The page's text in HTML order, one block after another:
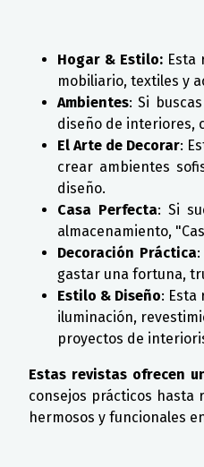
Hogar & Estilo: Esta
mobiliario, textiles y
Ambientes: Si
diseño de interiores,
El Arte de Decorar:
crear ambientes
diseño.
Casa Perfecta: Si
almacenamiento,
Decoración Práctica
gastar una fortuna,
Estilo & Diseño: Esta
iluminación,
proyectos de
Estas revistas ofrecen
consejos prácticos hasta
hermosos y funcionales